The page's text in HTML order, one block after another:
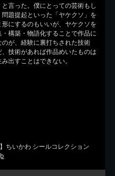
言った。僕にとっての芸術もし
題提起といった「ヤケクソ」を
にするのもいいが、ヤケクソを
構築・物語化することで作品に
が、経験に裏打ちされた技術
、技術があれば作品めいたものは
出すことはできない。
ちいかわ シールコレクション